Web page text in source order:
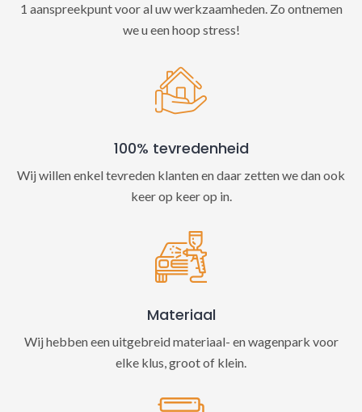
1 aanspreekpunt voor al uw werkzaamheden. Zo ontnemen
we u een hoop stress!
100% tevredenheid
Wij willen enkel tevreden klanten en daar zetten we dan ook
keer op keer op in.
Materiaal
Wij hebben een uitgebreid materiaal- en wagenpark voor
elke klus, groot of klein.